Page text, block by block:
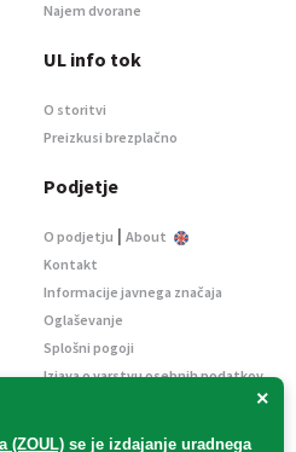
×
(ZOUL) se je izdajanje uradnega
Najem dvorane
UL info tok
O storitvi
Preizkusi brezplačno
Podjetje
O podjetju | About
Kontakt
Informacije javnega značaja
Oglaševanje
Splošni pogoji
Izjava o varstvu osebnih podatkov